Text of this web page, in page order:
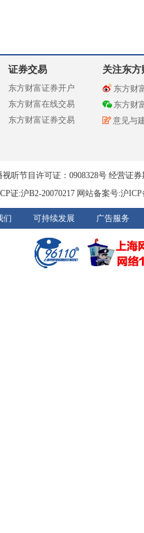
证券交易
东方财富证券开户
东方财富在线交易
东方财富证券交易
关注东方
东方财
东方财
意见与
听节目许可证：0908328号 经营证
证:沪B2-20070217 网站备案号:沪
们 可持续发展 广告服务